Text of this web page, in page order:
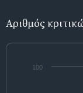
Αριθμός
100